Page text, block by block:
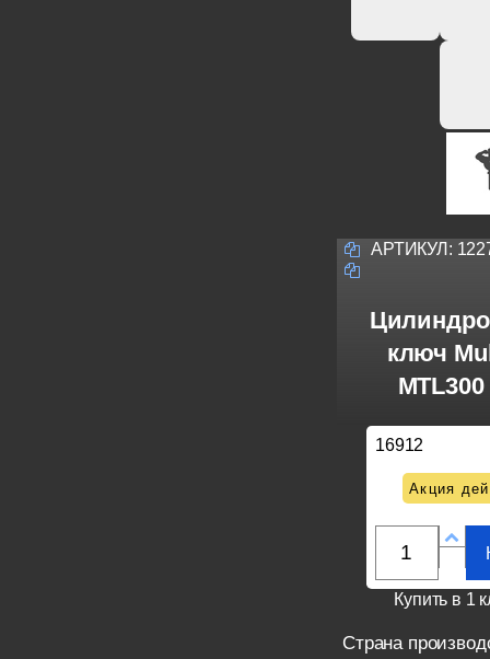
АРТИКУЛ:
ключ
16912
Акция
Купить в 1
Страна